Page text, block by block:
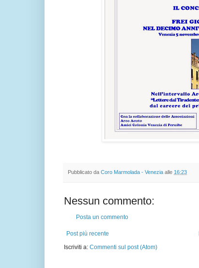
Pubblicato da Coro Marmolada - Venezia alle 16:23
Nessun commento:
Posta un commento
Post più recente
Iscriviti a: Commenti sul post (Atom)